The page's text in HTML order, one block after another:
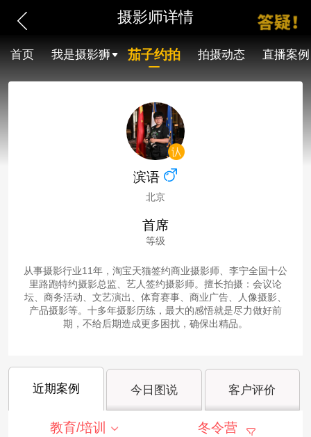
摄影师详情
首页 我是摄影狮 茄子约拍 拍摄动态 直播案例
滨语
北京
首席
等级
从事摄影行业11年，淘宝天猫签约商业摄影师、李宁全国十公
里路跑特约摄影总监、艺人签约摄影师。擅长拍摄：会议论
坛、商务活动、文艺演出、体育赛事、商业广告、人像摄影、
产品摄影等。十多年摄影历练，最大的感悟就是尽力做好前
期，不给后期造成更多困扰，确保出精品。
近期案例 今日图说 客户评价
教育/培训 冬令营